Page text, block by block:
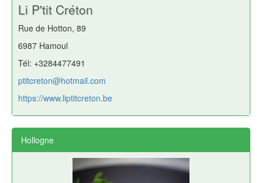
Li P'tit Créton
Rue de Hotton, 89
6987 Hamoul
Tél: +3284477491
ptitcreton@hotmail.com
https://www.liptitcreton.be
Hollogne